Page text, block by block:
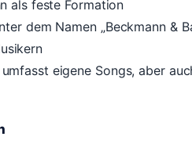
als feste Formation
dem Namen „Beckmann &
eigene Songs, aber